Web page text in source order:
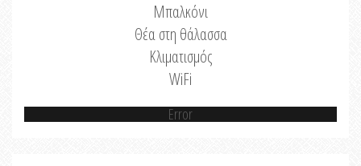
Μπαλκόνι
Θέα στη θάλασσα
Κλιματισμός
WiFi
Error